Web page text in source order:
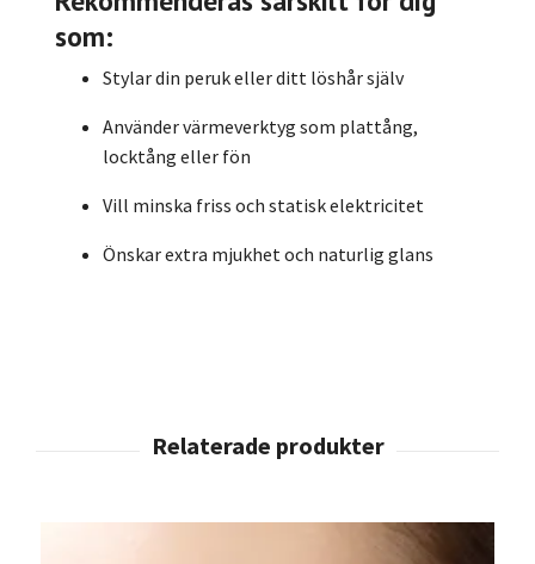
som:
Stylar din peruk eller ditt löshår själv
Använder värmeverktyg som plattång,
locktång eller fön
Vill minska friss och statisk elektricitet
Önskar extra mjukhet och naturlig glans